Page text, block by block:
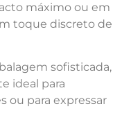
máximo ou em
toque discreto de
sofisticada,
ideal para
ou para expressar